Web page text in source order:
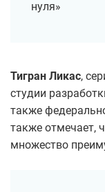
нуля»
Тигран Ликас,
студии
также
также отмечает,
множество